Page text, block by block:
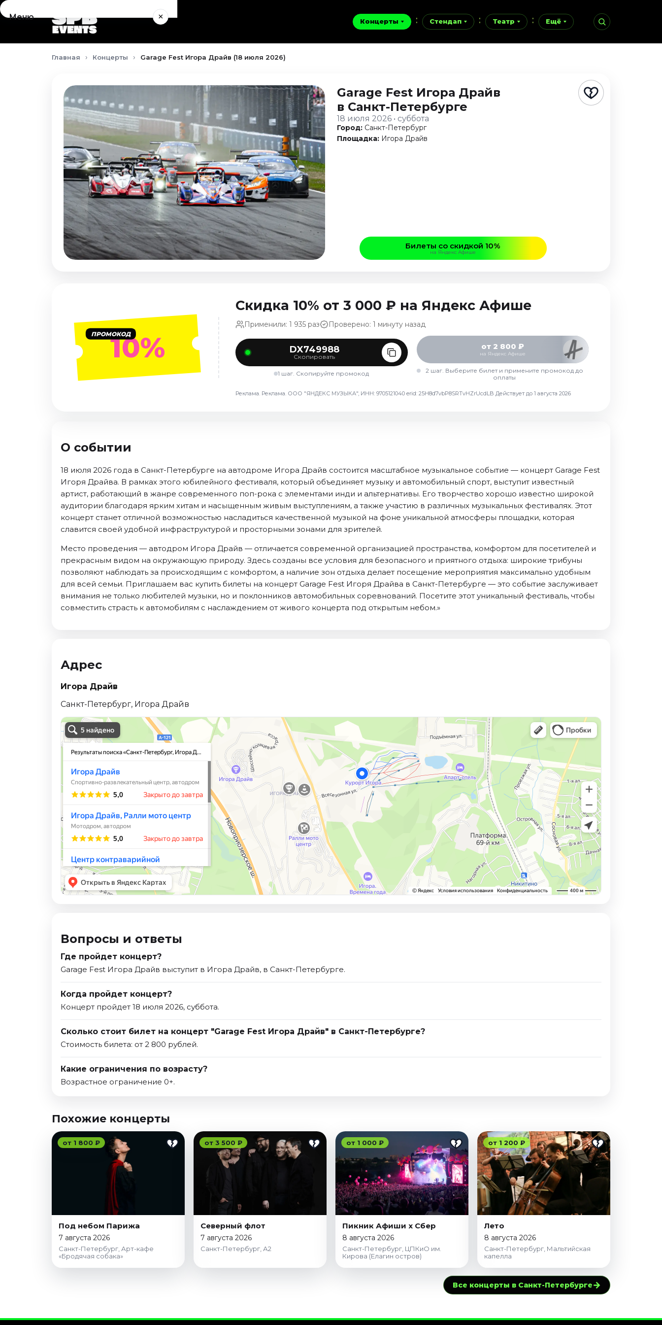
Концерты Стендап Театр Ещё
Меню ×
Концерты
Август 2026
Сентябрь 2026
Декабрь 2026
Сентябрь 2026
Октябрь 2026
Декабрь 2026
Главная Концерты Garage Fest Игора Драйв (18 июля 2026)
Garage Fest Игора Драйв
в Санкт-Петербурге
18 июля 2026 • суббота
Город: Санкт-Петербург
Площадка: Игора Драйв
Билеты со скидкой 10%
на Яндекс Афише
ПРОМОКОД10%
Скидка 10% от 3 000 ₽ на Яндекс Афише
Применили: 1 935 раз Проверено: 1 минуту назад
DX749988
Скопировать
1 шаг. Скопируйте промокод
от 2 800 ₽
на Яндекс Афише
2 шаг. Выберите билет и примените промокод до
оплаты
Реклама. Реклама. ООО "ЯНДЕКС МУЗЫКА", ИНН: 9705121040 erid: 25H8d7vbP8SRTvHZrUcdLB Действует до 1 августа 2026
О событии
18 июля 2026 года в Санкт-Петербурге на автодроме Игора Драйв состоится масштабное музыкальное событие — концерт Garage Fest
Игоря Драйва. В рамках этого юбилейного фестиваля, который объединяет музыку и автомобильный спорт, выступит известный
артист, работающий в жанре современного поп-рока с элементами инди и альтернативы. Его творчество хорошо известно широкой
аудитории благодаря ярким хитам и насыщенным живым выступлениям, а также участию в различных музыкальных фестивалях. Этот
концерт станет отличной возможностью насладиться качественной музыкой на фоне уникальной атмосферы площадки, которая
славится своей удобной инфраструктурой и просторными зонами для зрителей.
Место проведения — автодром Игора Драйв — отличается современной организацией пространства, комфортом для посетителей и
прекрасным видом на окружающую природу. Здесь созданы все условия для безопасного и приятного отдыха: широкие трибуны
позволяют наблюдать за происходящим с комфортом, а наличие зон отдыха делает посещение мероприятия максимально удобным
для всей семьи. Приглашаем вас купить билеты на концерт Garage Fest Игоря Драйва в Санкт-Петербурге — это событие заслуживает
внимания не только любителей музыки, но и поклонников автомобильных соревнований. Посетите этот уникальный фестиваль, чтобы
совместить страсть к автомобилям с наслаждением от живого концерта под открытым небом.»
Адрес
Игора Драйв
Санкт-Петербург, Игора Драйв
Вопросы и ответы
Где пройдет концерт?
Garage Fest Игора Драйв выступит в Игора Драйв, в Санкт-Петербурге.
Когда пройдет концерт?
Концерт пройдет 18 июля 2026, суббота.
Сколько стоит билет на концерт "Garage Fest Игора Драйв" в Санкт-Петербурге?
Стоимость билета: от 2 800 рублей.
Какие ограничения по возрасту?
Возрастное ограничение 0+.
Похожие концерты
от 1 800 ₽
Под небом Парижа
7 августа 2026
Санкт-Петербург, Арт-кафе
«Бродячая собака»
от 3 500 ₽
Северный флот
7 августа 2026
Санкт-Петербург, А2
от 1 000 ₽
Пикник Афиши x Сбер
8 августа 2026
Санкт-Петербург, ЦПКиО им.
Кирова (Елагин остров)
от 1 200 ₽
Лето
8 августа 2026
Санкт-Петербург, Мальтийская
капелла
Все концерты в Санкт-Петербурге→